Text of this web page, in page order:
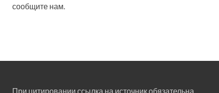
сообщите нам.
При цитировании ссылка на источник обязательна.